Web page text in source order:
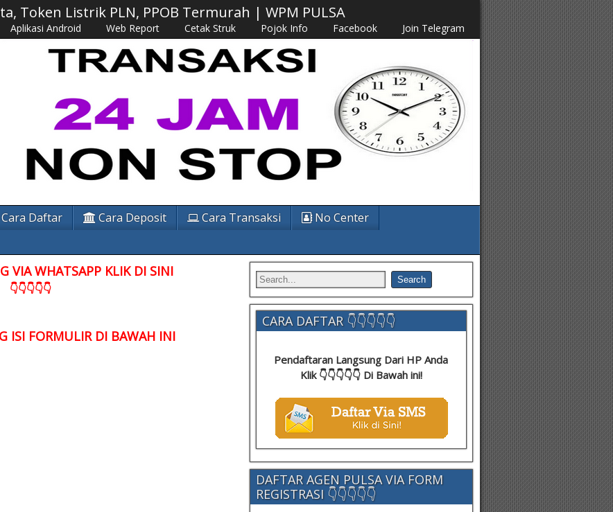
Token Listrik PLN, PPOB Termurah | WPM PULSA
Aplikasi Android Web Report Cetak Struk Pojok Info Facebook Join Telegram
Daftar Cara Deposit Cara Transaksi
No Center
VIA WHATSAPP KLIK DI SINI
👇👇👇👇👇
ISI FORMULIR DI BAWAH INI
CARA DAFTAR 👇👇👇👇👇
Pendaftaran Langsung Dari HP Anda
Klik 👇👇👇👇👇 Di Bawah ini!
DAFTAR AGEN PULSA VIA FORM
REGISTRASI 👇👇👇👇👇